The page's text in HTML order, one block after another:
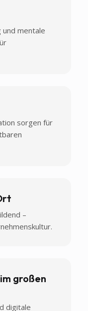
und mentale
sorgen für
–
großen
digitale